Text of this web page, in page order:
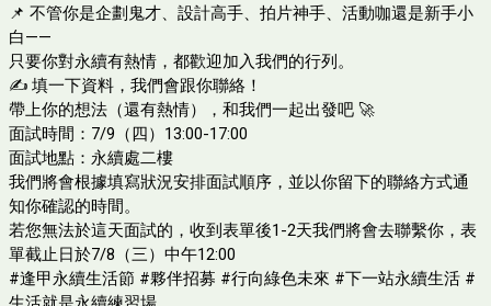
📌 不管你是企劃鬼才、設計高手、拍片神手、活動咖還是新手小
白——
只要你對永續有熱情，都歡迎加入我們的行列。
✍️ 填一下資料，我們會跟你聯絡！
帶上你的想法（還有熱情），和我們一起出發吧 🚀
面試時間：7/9（四）13:00-17:00
面試地點：永續處二樓
我們將會根據填寫狀況安排面試順序，並以你留下的聯絡方式通
知你確認的時間。
若您無法於這天面試的，收到表單後1-2天我們將會去聯繫你，表
單截止日於7/8（三）中午12:00
#逢甲永續生活節 #夥伴招募 #行向綠色未來 #下一站永續生活 #